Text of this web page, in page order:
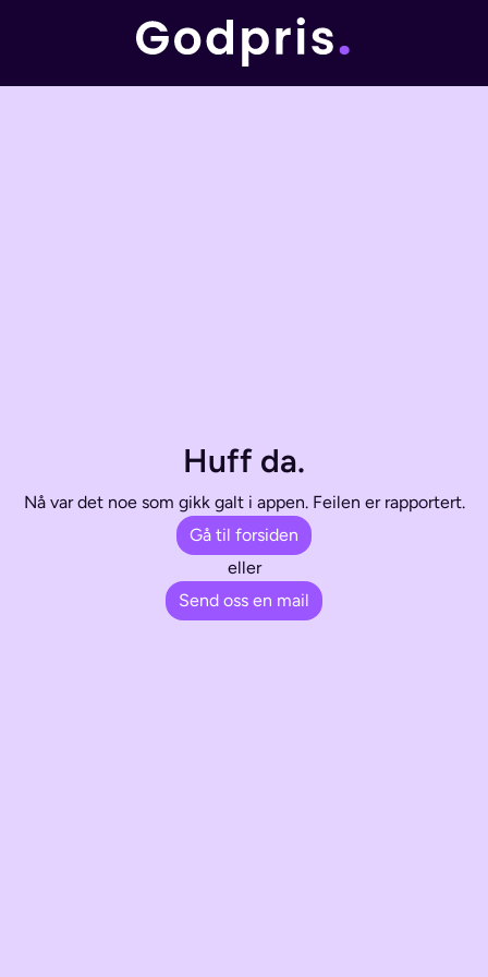
Huff da.
Nå var det noe som gikk galt i appen. Feilen er rapportert.
Gå til forsiden
eller
Send oss en mail